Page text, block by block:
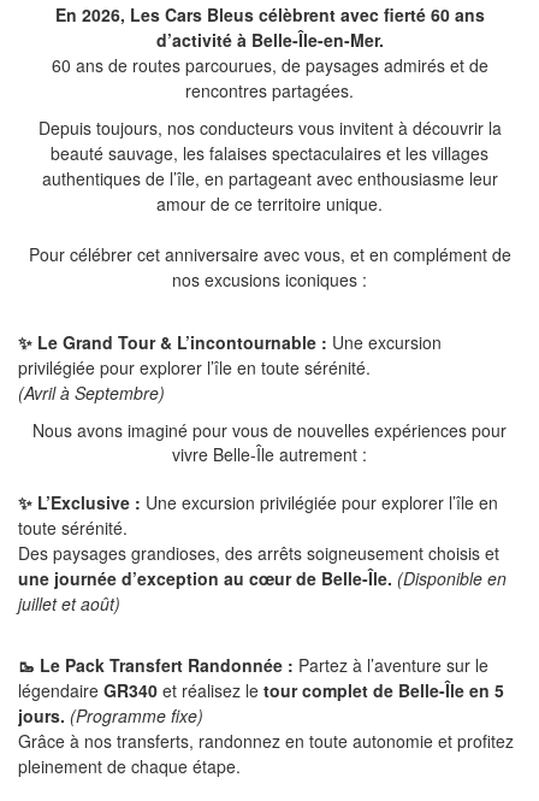
En 2026, Les Cars Bleus célèbrent avec fierté 60 ans
d’activité à Belle-Île-en-Mer.
60 ans de routes parcourues, de paysages admirés et de
rencontres partagées.
Depuis toujours, nos conducteurs vous invitent à découvrir la
beauté sauvage, les falaises spectaculaires et les villages
authentiques de l’île, en partageant avec enthousiasme leur
amour de ce territoire unique.
Pour célébrer cet anniversaire avec vous, et en complément de
nos excusions iconiques :
✨ Le Grand Tour & L’incontournable : Une excursion
privilégiée pour explorer l’île en toute sérénité.
(Avril à Septembre)
Nous avons imaginé pour vous de nouvelles expériences pour
vivre Belle-Île autrement :
✨ L’Exclusive : Une excursion privilégiée pour explorer l’île en
toute sérénité.
Des paysages grandioses, des arrêts soigneusement choisis et
une journée d’exception au cœur de Belle-Île. (Disponible en
juillet et août)
🥾 Le Pack Transfert Randonnée : Partez à l’aventure sur le
légendaire GR340 et réalisez le tour complet de Belle-Île en 5
jours. (Programme fixe)
Grâce à nos transferts, randonnez en toute autonomie et profitez
pleinement de chaque étape.